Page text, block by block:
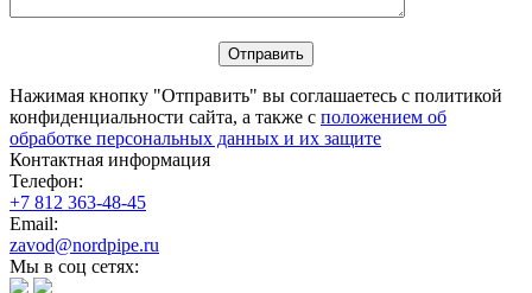
Нажимая кнопку "Отправить" вы соглашаетесь с политикой
конфиденциальности сайта, а также с положением об
обработке персональных данных и их защите
Контактная информация
Телефон:
+7 812 363-48-45
Email:
zavod@nordpipe.ru
Мы в соц сетях: